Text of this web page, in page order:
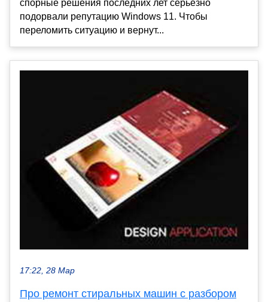
спорные решения последних лет серьёзно
подорвали репутацию Windows 11. Чтобы
переломить ситуацию и вернут...
17:22, 28 Мар
Про ремонт стиральных машин с разбором